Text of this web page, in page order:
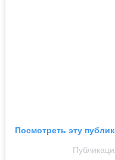
Посмотреть эту